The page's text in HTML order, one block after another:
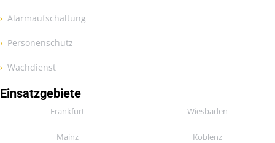
Alarmaufschaltung
Personenschutz
Wachdienst
Einsatzgebiete
Frankfurt Wiesbaden
Mainz Koblenz